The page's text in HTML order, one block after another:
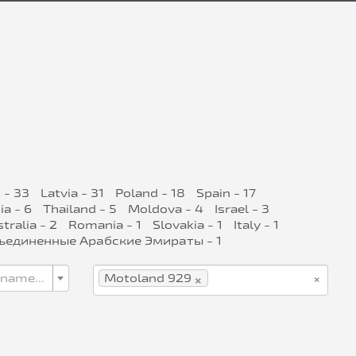
- 33 Latvia - 31 Poland - 18
Spain - 17
- 6
Thailand - 5 Moldova - 4
Israel - 3
- 2
Romania - 1 Slovakia - 1
Italy - 1
Арабские Эмираты - 1
×
×
Motoland 929